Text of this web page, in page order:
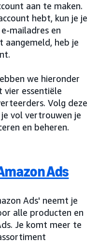
aan te maken.
hebt, kun je je
mailadres en
aangemeld, heb je
we hieronder
vier essentiële
Volg deze
vol vertrouwen je
en beheren.
Ads
Ads' neemt je
alle producten en
Je komt meer te